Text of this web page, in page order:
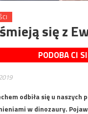
się z
PODOBA CI
odbiła się u naszych
w dinozaury.